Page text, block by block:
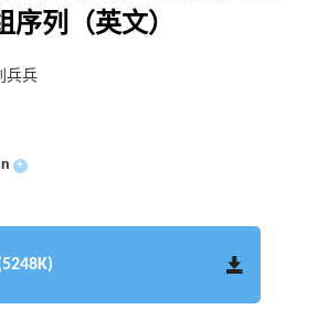
序列（英文）
兵兵
+